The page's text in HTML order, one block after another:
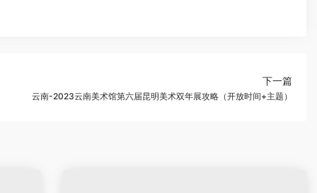
下一篇
云南-2023云南美术馆第六届昆明美术双年展攻略（开放时间+主题）